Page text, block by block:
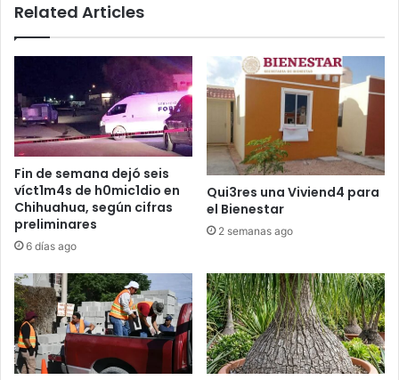
2025
Related Articles
Fin de semana dejó seis
víct1m4s de h0mic1dio en
Chihuahua, según cifras
preliminares
6 días ago
Qui3res una Viviend4 para
el Bienestar
2 semanas ago